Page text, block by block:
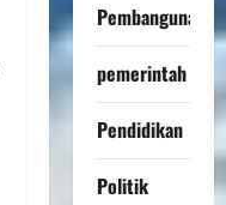
Pembangunan
pemerintah
Pendidikan
Politik